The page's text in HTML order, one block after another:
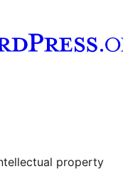
property